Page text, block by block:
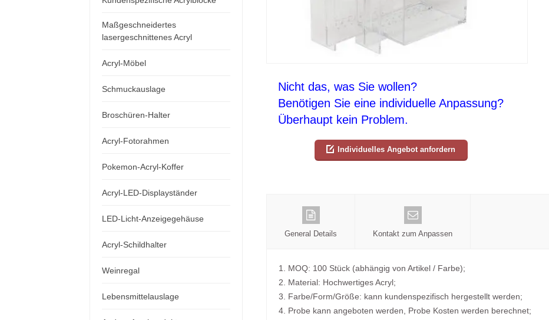
Nicht das, was Sie wollen?
Benötigen Sie eine individuelle Anpassung?
Überhaupt kein Problem.
Individuelles Angebot anfordern
General Details Kontakt zum Anpassen
1. MOQ: 100 Stück (abhängig von Artikel / Farbe);
2. Material: Hochwertiges Acryl;
3. Farbe/Form/Größe: kann kundenspezifisch hergestellt werden;
4. Probe kann angeboten werden, Probe Kosten werden berechnet;
Maßgeschneidertes
lasergeschnittenes Acryl
Acryl-Möbel
Schmuckauslage
Broschüren-Halter
Acryl-Fotorahmen
Pokemon-Acryl-Koffer
Acryl-LED-Displayständer
LED-Licht-Anzeigegehäuse
Acryl-Schildhalter
Weinregal
Lebensmittelauslage